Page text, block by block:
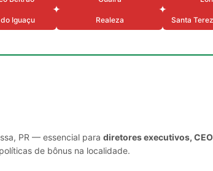
Iguaçu Realeza Santa
PR — essencial para diretores executivos,
de bônus na localidade.